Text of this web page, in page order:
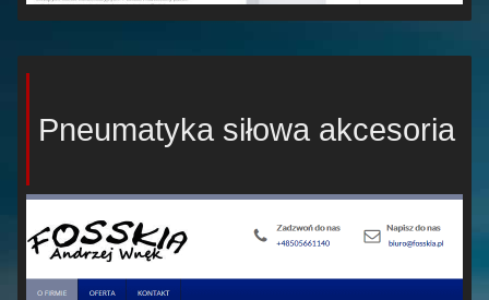
Pneumatyka siłowa akcesoria